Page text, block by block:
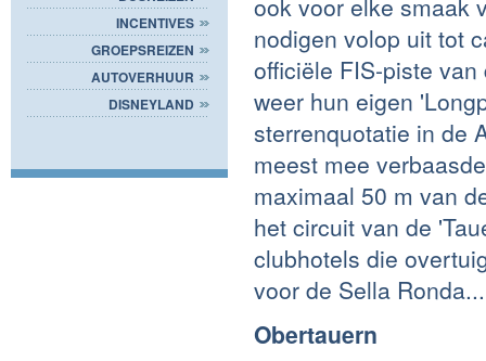
INCENTIVES
GROEPSREIZEN
AUTOVERHUUR
DISNEYLAND
ook voor elke smaak
nodigen volop uit tot
officiële FIS-piste
weer hun eigen
sterrenquotatie in de
meest mee
maximaal 50 m van
het circuit van de
clubhotels die
voor de Sella Ronda...
Obertauern